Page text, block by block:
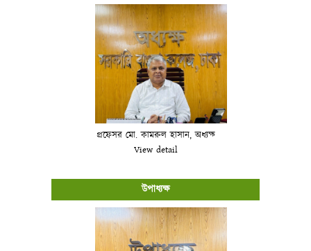
প্রফেসর মো. কামরুল হাসান, অধ্যক্ষ
View detail
উপাধ্যক্ষ